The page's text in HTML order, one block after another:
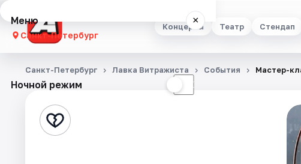
Концерты Театр Стендап
Меню ×
Санкт-Петербург
Концерты
Стендап
Ночной режим ☾
Санкт-Петербург Лавка Витражиста События Мастер-